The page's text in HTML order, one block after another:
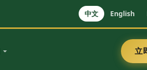
中文 English
立